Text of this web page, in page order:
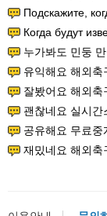
Подскажите,
Когда будут
누가봐도 민둥 만들어서 탈북하는
유익해요 해외축구중계 링크 찾
잘봤어요 해외축구 경기 일정
괜찮네요 실시간스포츠 정보
공유해요 무료중계 찾을 때 여기
재밌네요 해외축구중계 링크 찾